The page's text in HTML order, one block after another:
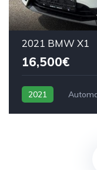
2021 BMW X1
16,500€
2021